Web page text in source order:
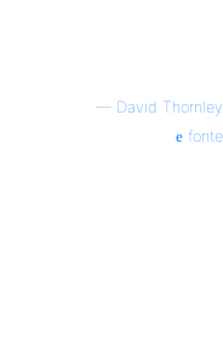
— David Thornley
fonte